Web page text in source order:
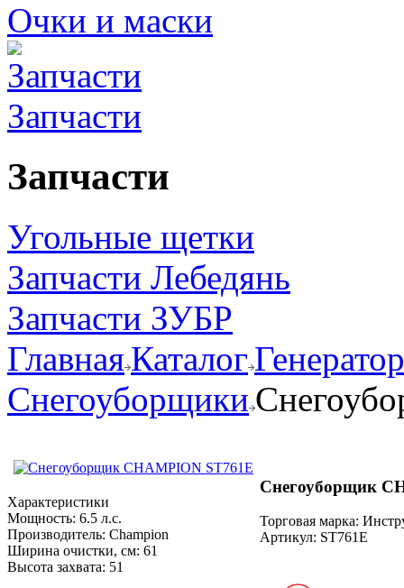
Очки и маски
Запчасти
Запчасти
Угольные щетки
Запчасти Лебедянь
Запчасти ЗУБР
ГлавнаяКаталог
Снегоуборщики
Характеристики
Мощность: 6.5 л.с.
Производитель: Champion
Ширина очистки, см: 61
Высота захвата: 51
Снегоуборщик
Торговая марка:
Артикул: ST761E